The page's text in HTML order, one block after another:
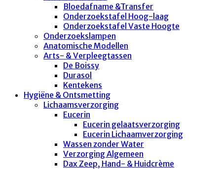
Bloedafname &Transfer
Onderzoekstafel Hoog-laag
Onderzoekstafel Vaste Hoogte
Onderzoekslampen
Anatomische Modellen
Arts- & Verpleegtassen
De Boissy
Durasol
Kentekens
Hygiëne & Ontsmetting
Lichaamsverzorging
Eucerin
Eucerin gelaatsverzorging
Eucerin Lichaamverzorging
Wassen zonder Water
Verzorging Algemeen
Dax Zeep, Hand- & Huidcrème